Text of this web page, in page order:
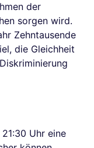
der
sorgen wird.
Zehntausende
die Gleichheit
Uhr eine